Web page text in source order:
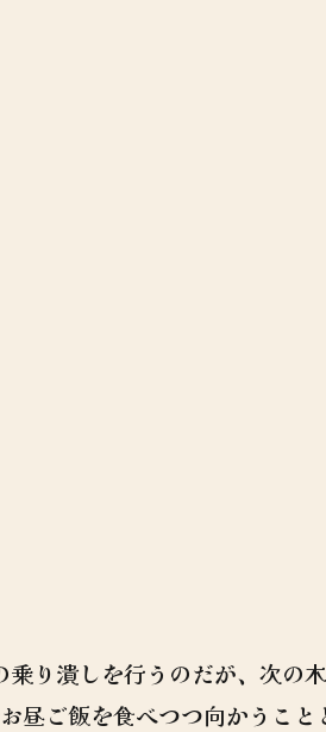
り潰しを行うのだが、次の
ご飯を食べつつ向かうこと